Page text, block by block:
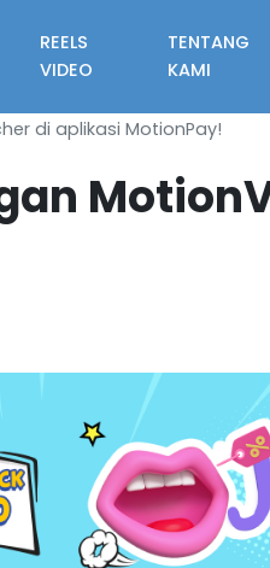
REELS
VIDEO
TENTANG
KAMI
di aplikasi MotionPay!